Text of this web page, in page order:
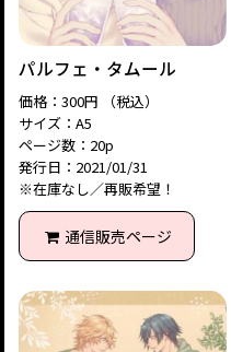
パルフェ・タムール
価格：300円 （税込）
サイズ：A5
ページ数：20p
発行日：2021/01/31
※在庫なし／再販希望！
通信販売ページ